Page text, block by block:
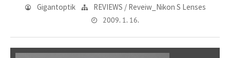
Gigantoptik REVIEWS / Reveiw_Nikon S Lenses
2009. 1. 16.